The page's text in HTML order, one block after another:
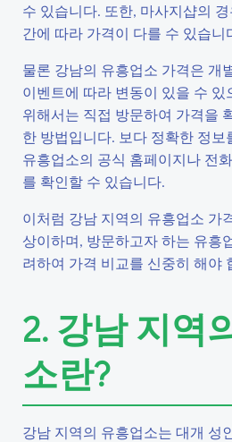
수 있습니다. 또한, 마사지샵의
간에 따라 가격이 다를 수 있습니
물론 강남의 유흥업소 가격은 개
이벤트에 따라 변동이 있을 수 있
위해서는 직접 방문하여 가격을
한 방법입니다. 보다 정확한 정
유흥업소의 공식 홈페이지나 전
를 확인할 수 있습니다.
이처럼 강남 지역의 유흥업소 가
상이하며, 방문하고자 하는 유흥
려하여 가격 비교를 신중히 해야
2. 강남 지역
소란?
강남 지역의 유흥업소는 대개 성